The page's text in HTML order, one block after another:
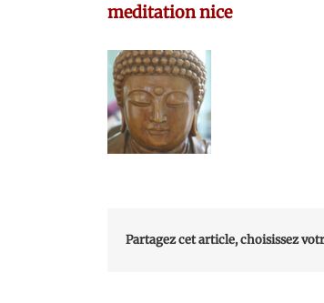
meditation nice
Partagez cet article, choisissez